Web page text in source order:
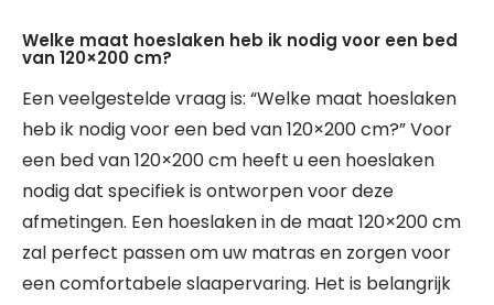
Welke maat hoeslaken heb ik nodig voor een bed
van 120×200 cm?
Een veelgestelde vraag is: “Welke maat hoeslaken
heb ik nodig voor een bed van 120×200 cm?” Voor
een bed van 120×200 cm heeft u een hoeslaken
nodig dat specifiek is ontworpen voor deze
afmetingen. Een hoeslaken in de maat 120×200 cm
zal perfect passen om uw matras en zorgen voor
een comfortabele slaapervaring. Het is belangrijk